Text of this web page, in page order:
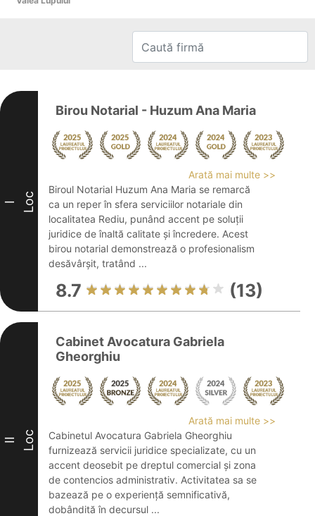
I Loc
Birou Notarial - Huzum Ana Maria
Arată mai multe >>
Biroul Notarial Huzum Ana Maria se remarcă
ca un reper în sfera serviciilor notariale din
localitatea Rediu, punând accent pe soluții
juridice de înaltă calitate și încredere. Acest
birou notarial demonstrează o profesionalism
desăvârșit, tratând ...
8.7 (13)
II Loc
Cabinet Avocatura Gabriela
Gheorghiu
Arată mai multe >>
Cabinetul Avocatura Gabriela Gheorghiu
furnizează servicii juridice specializate, cu un
accent deosebit pe dreptul comercial și zona
de contencios administrativ. Activitatea sa se
bazează pe o experiență semnificativă,
dobândită în decursul ...